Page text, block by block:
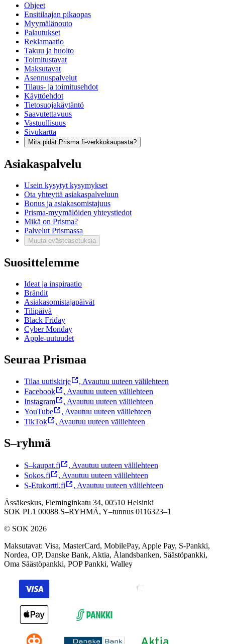
Ohjeet
Ensitilaajan pikaopas
Myymälänouto
Palautukset
Reklamaatio
Takuu ja huolto
Toimitustavat
Maksutavat
Asennuspalvelut
Tilaus- ja toimitusehdot
Käyttöehdot
Tietosuojakäytäntö
Saavutettavuus
Vastuullisuus
Sivukartta
Mitä pidät Prisma.fi-verkkokaupasta?
Asiakaspalvelu
Usein kysytyt kysymykset
Ota yhteyttä asiakaspalveluun
Bonus ja asiakasomistajuus
Prisma-myymälöiden yhteystiedot
Mikä on Prisma?
Palvelut Prismassa
Muuta evästeasetuksia
Suosittelemme
Ideat ja inspiraatio
Brändit
Asiakasomistajapäivät
Tilipäivä
Black Friday
Cyber Monday
Apple-uutuudet
Seuraa Prismaa
Tilaa uutiskirje , Avautuu uuteen välilehteen
Facebook
, Avautuu uuteen välilehteen
Instagram
, Avautuu uuteen välilehteen
YouTube
, Avautuu uuteen välilehteen
TikTok
, Avautuu uuteen välilehteen
S–ryhmä
S–kaupat.fi , Avautuu uuteen välilehteen
Sokos.fi
, Avautuu uuteen välilehteen
S-Etukortti.fi
, Avautuu uuteen välilehteen
Ässäkeskus, Fleminginkatu 34, 00510 Helsinki
SOK PL1 00088 S–RYHMÄ, Y–tunnus 0116323–1
© SOK 2026
Maksutavat: Visa, MasterCard, MobilePay, Apple Pay, S-Pankki,
Nordea, OP, Danske Bank, Aktia, Ålandsbanken, Säästöpankki,
Oma Säästöpankki, POP Pankki, Walley